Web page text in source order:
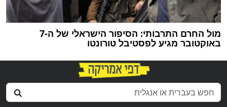
מול החרם התרבותי: הסיפור הישראלי של ה-7
באוקטובר מגיע לפסטיבל טורונטו